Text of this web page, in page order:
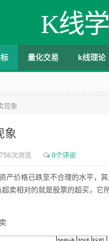
K线
量化交易 k线理论
现象
象
次浏览 0个评论
产价格已跌至不合理的水平，
卖相对的就是股票的超买，它